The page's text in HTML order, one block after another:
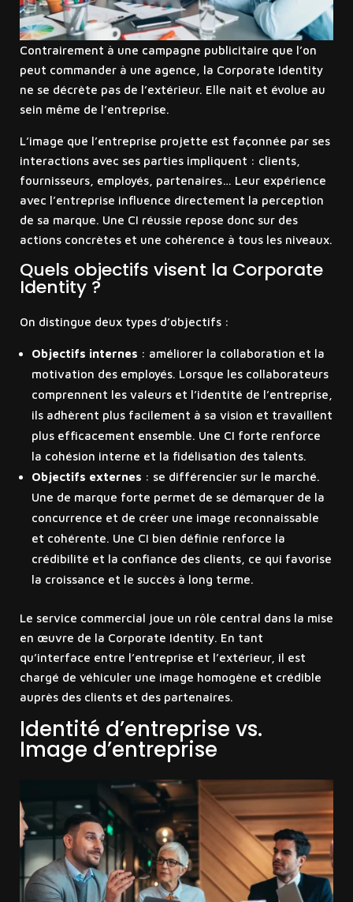
Contrairement à une campagne publicitaire que l’on
peut commander à une agence, la Corporate Identity
ne se décrète pas de l’extérieur. Elle naît et évolue au
sein même de l’entreprise.
L’image que l’entreprise projette est façonnée par ses
interactions avec ses parties impliquent : clients,
fournisseurs, employés, partenaires… Leur expérience
avec l’entreprise influence directement la perception
de sa marque. Une CI réussie repose donc sur des
actions concrètes et une cohérence à tous les niveaux.
Quels objectifs visent la Corporate
Identity ?
On distingue deux types d’objectifs :
Objectifs internes : améliorer la collaboration et la
motivation des employés. Lorsque les collaborateurs
comprennent les valeurs et l’identité de l’entreprise,
ils adhèrent plus facilement à sa vision et travaillent
plus efficacement ensemble. Une CI forte renforce
la cohésion interne et la fidélisation des talents.
Objectifs externes : se différencier sur le marché.
Une de marque forte permet de se démarquer de la
concurrence et de créer une image reconnaissable
et cohérente. Une CI bien définie renforce la
crédibilité et la confiance des clients, ce qui favorise
la croissance et le succès à long terme.
Le service commercial joue un rôle central dans la mise
en œuvre de la Corporate Identity. En tant
qu’interface entre l’entreprise et l’extérieur, il est
chargé de véhiculer une image homogène et crédible
auprès des clients et des partenaires.
Identité d’entreprise vs.
Image d’entreprise